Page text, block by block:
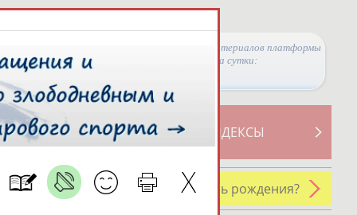
Просмотры материалов платформы
за сутки:
СВОДНЫЕ ИНДЕКСЫ
У кого сегодня день рождения?